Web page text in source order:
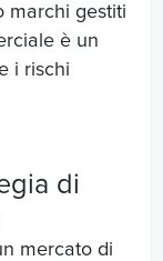
marchi gestiti
è un
i rischi
di
mercato di